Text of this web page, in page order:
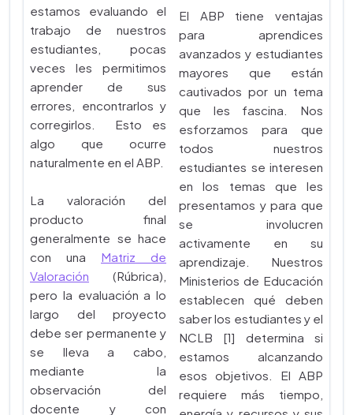
estamos evaluando el
trabajo de nuestros
estudiantes, pocas
veces les permitimos
aprender de sus
errores, encontrarlos y
corregirlos. Esto es
algo que ocurre
naturalmente en el ABP.
La valoración del
producto final
generalmente se hace
con una Matriz de
Valoración (Rúbrica),
pero la evaluación a lo
largo del proyecto
debe ser permanente y
se lleva a cabo,
mediante la
observación del
docente y con
El ABP tiene ventajas
para aprendices
avanzados y estudiantes
mayores que están
cautivados por un tema
que les fascina. Nos
esforzamos para que
todos nuestros
estudiantes se interesen
en los temas que les
presentamos y para que
se involucren
activamente en su
aprendizaje. Nuestros
Ministerios de Educación
establecen qué deben
saber los estudiantes y el
NCLB [1] determina si
estamos alcanzando
esos objetivos. El ABP
requiere más tiempo,